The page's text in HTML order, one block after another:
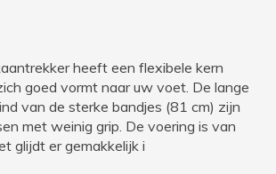
heeft een flexibele kern
goed vormt naar uw voet. De lange
van de sterke bandjes (81 cm) zijn
met weinig grip. De voering is van
glijdt er gemakkelijk i